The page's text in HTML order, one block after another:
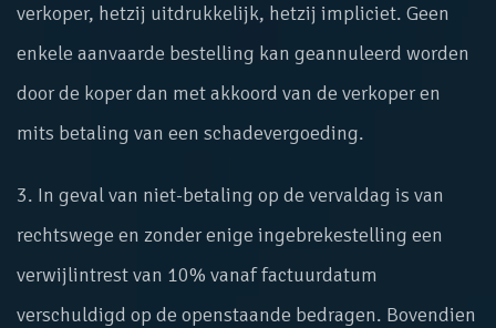
verkoper, hetzij uitdrukkelijk, hetzij impliciet. Geen
enkele aanvaarde bestelling kan geannuleerd worden
door de koper dan met akkoord van de verkoper en
mits betaling van een schadevergoeding.
3. In geval van niet-betaling op de vervaldag is van
rechtswege en zonder enige ingebrekestelling een
verwijlintrest van 10% vanaf factuurdatum
verschuldigd op de openstaande bedragen. Bovendien